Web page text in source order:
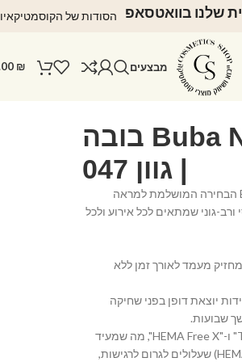
שלנו בוואטסאפ הסודות של
מבצעים ₪
לק ג'ל Buba Nail System בובה
| גוון 047
הכירי את לק הג'ל האיכותי של Buba Nail System הבחירה המושלמת למראה
ורב-גוני שמתאים לכל אירוע ולכל
מעמד לאורך זמן ללא
יוצאת דופן בפני שחיקה
שבועות.
• נוסחה ידידותית: המוצר מסומן כ-"T.P.O Free X" ו-"HEMA Free X", מה שמעיד
על נוסחה נקייה מרכיבים מסוימים (כמו TPO ו-HEMA) שעלולים לגרום לרגישות,